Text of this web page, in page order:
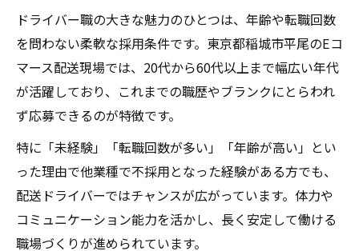
ドライバー職の大きな魅力のひとつは、年齢や転職回数
を問わない柔軟な採用条件です。東京都稲城市平尾のEコ
マース配送現場では、20代から60代以上まで幅広い年代
が活躍しており、これまでの職歴やブランクにとらわれ
ず応募できるのが特徴です。
特に「未経験」「転職回数が多い」「年齢が高い」とい
った理由で他業種で不採用となった経験がある方でも、
配送ドライバーではチャンスが広がっています。体力や
コミュニケーション能力を活かし、長く安定して働ける
職場づくりが進められています。